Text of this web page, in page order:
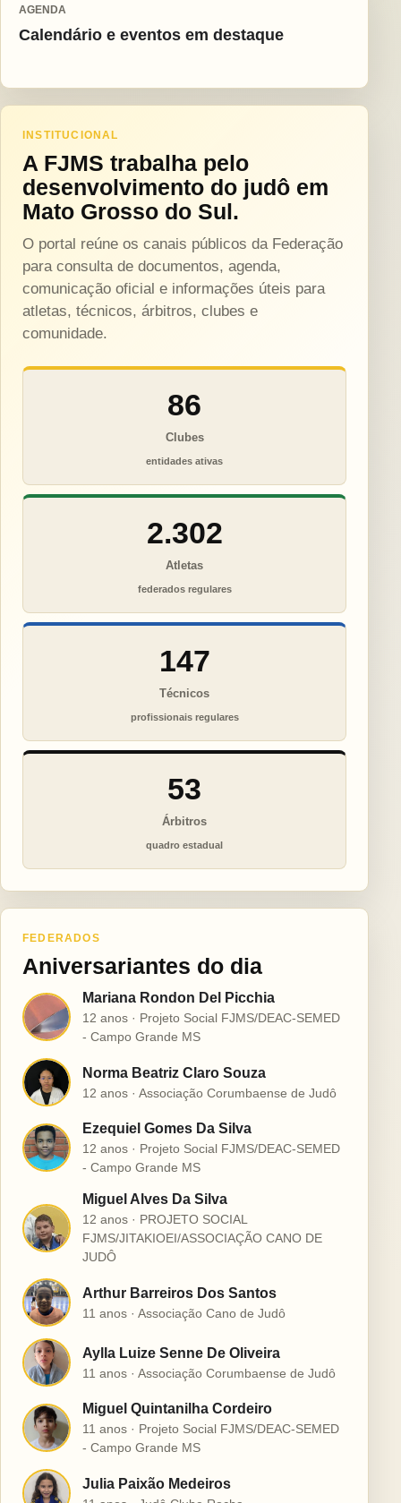
AGENDA
Calendário e eventos em destaque
INSTITUCIONAL
A FJMS trabalha pelo
desenvolvimento do judô em
Mato Grosso do Sul.
O portal reúne os canais públicos da Federação
para consulta de documentos, agenda,
comunicação oficial e informações úteis para
atletas, técnicos, árbitros, clubes e
comunidade.
86
Clubes
entidades ativas
2.302
Atletas
federados regulares
147
Técnicos
profissionais regulares
53
Árbitros
quadro estadual
FEDERADOS
Aniversariantes do dia
M
Mariana Rondon Del Picchia
12 anos · Projeto Social FJMS/DEAC-SEMED
- Campo Grande MS
N Norma Beatriz Claro Souza
12 anos · Associação Corumbaense de Judô
E
Ezequiel Gomes Da Silva
12 anos · Projeto Social FJMS/DEAC-SEMED
- Campo Grande MS
M
Miguel Alves Da Silva
12 anos · PROJETO SOCIAL
FJMS/JITAKIOEI/ASSOCIAÇÃO CANO DE
JUDÔ
A Arthur Barreiros Dos Santos
11 anos · Associação Cano de Judô
A Aylla Luize Senne De Oliveira
11 anos · Associação Corumbaense de Judô
M
Miguel Quintanilha Cordeiro
11 anos · Projeto Social FJMS/DEAC-SEMED
- Campo Grande MS
J Julia Paixão Medeiros